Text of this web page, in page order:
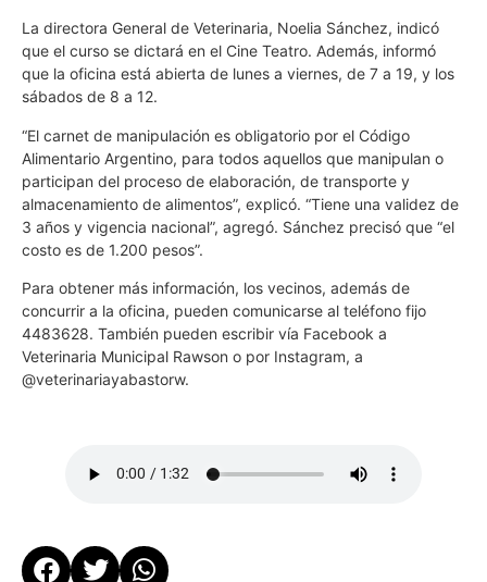
La directora General de Veterinaria, Noelia Sánchez, indicó
que el curso se dictará en el Cine Teatro. Además, informó
que la oficina está abierta de lunes a viernes, de 7 a 19, y los
sábados de 8 a 12.
“El carnet de manipulación es obligatorio por el Código
Alimentario Argentino, para todos aquellos que manipulan o
participan del proceso de elaboración, de transporte y
almacenamiento de alimentos”, explicó. “Tiene una validez de
3 años y vigencia nacional”, agregó. Sánchez precisó que “el
costo es de 1.200 pesos”.
Para obtener más información, los vecinos, además de
concurrir a la oficina, pueden comunicarse al teléfono fijo
4483628. También pueden escribir vía Facebook a
Veterinaria Municipal Rawson o por Instagram, a
@veterinariayabastorw.